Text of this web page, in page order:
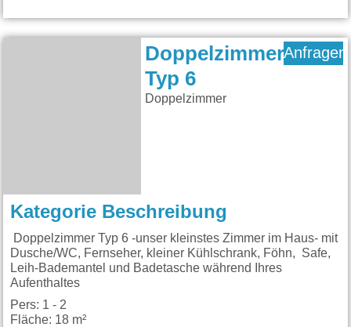
Doppelzimmer
Typ 6
Doppelzimmer
Anfragen
Kategorie Beschreibung
Doppelzimmer Typ 6 -unser kleinstes Zimmer im Haus- mit
Dusche/WC, Fernseher, kleiner Kühlschrank, Föhn, Safe,
Leih-Bademantel und Badetasche während Ihres
Aufenthaltes
Pers: 1 - 2
Fläche: 18 m²